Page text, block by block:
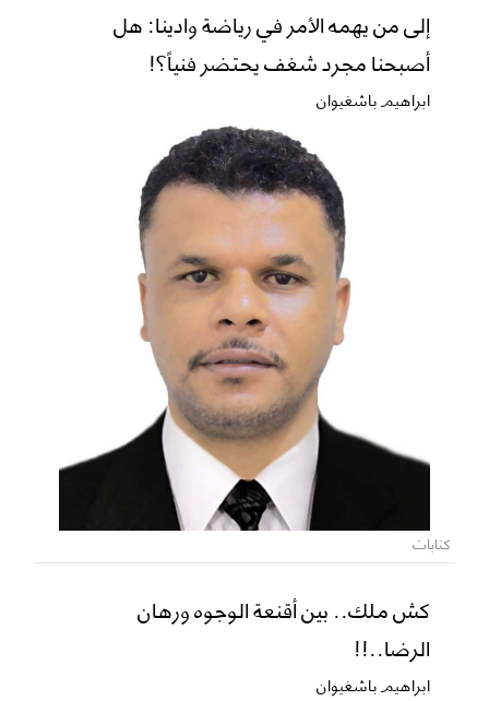
إلى من يهمه الأمر في رياضة وادينا: هل
أصبحنا مجرد شغف يحتضر فنياً؟!
ابراهيم باشغيوان
كتابات
كش ملك.. بين أقنعة الوجوه ورهان
الرضا..!!
ابراهيم باشغيوان